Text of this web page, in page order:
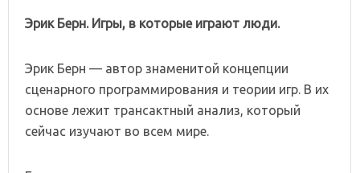
Эрик Берн. Игры, в которые играют люди.
Эрик Берн — автор знаменитой концепции
сценарного программирования и теории игр. В их
основе лежит трансактный анализ, который
сейчас изучают во всем мире.